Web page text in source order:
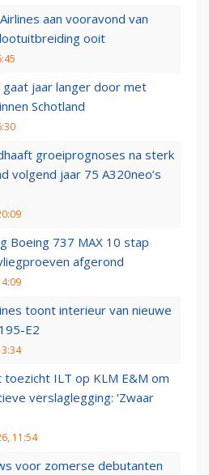
aan vooravond van
ooit
gaat jaar langer door met
Schotland
groeiprognoses na sterk
volgend jaar 75 A320neo’s
Boeing 737 MAX 10 stap
afgerond
toont interieur van nieuwe
E2
ILT op KLM E&M om
verslaglegging: ‘Zwaar
11:54
voor zomerse debutanten